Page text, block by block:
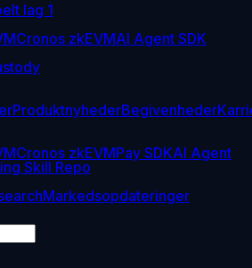
lag 1
Cronos zkEVMAI Agent SDK
ProduktnyhederBegivenheder
Cronos zkEVMPay SDKAI Agent
Skill Repo
Markedsopdateringer